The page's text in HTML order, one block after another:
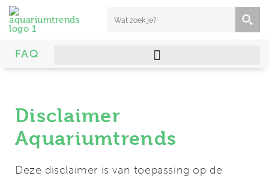
FAQ
Disclaimer
Aquariumtrends
Deze disclaimer is van toepassing op de